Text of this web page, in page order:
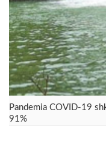
Pandemia COVID-19
91%